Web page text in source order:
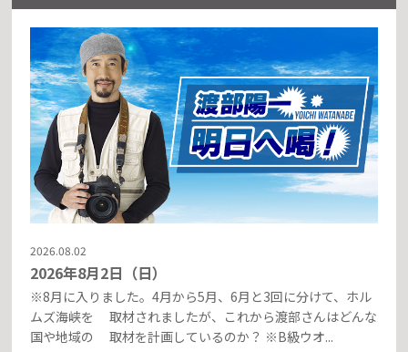
2026.08.02
2026年8月2日（日）
※8月に入りました。4月から5月、6月と3回に分けて、ホル
ムズ海峡を 取材されましたが、これから渡部さんはどんな
国や地域の 取材を計画しているのか？ ※B級ウオ...